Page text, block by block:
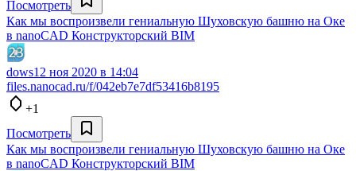
Посмотреть
Как мы воспроизвели гениальную Шуховскую башню на Оке
в nanoCAD Конструкторский BIM
dows12 ноя 2020 в 14:04
files.nanocad.ru/f/042eb7e7df53416b8195
+1
Посмотреть
Как мы воспроизвели гениальную Шуховскую башню на Оке
в nanoCAD Конструкторский BIM